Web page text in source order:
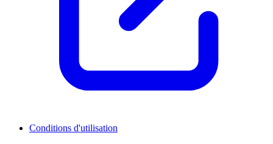
Conditions d'utilisation